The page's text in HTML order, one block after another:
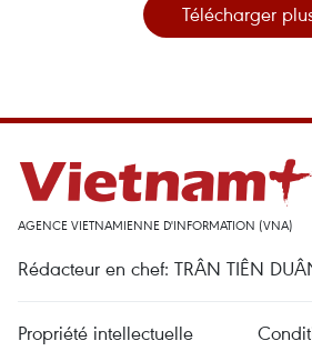
Télécharger
AGENCE VIETNAMIENNE D'INFORMATION (VNA)
Rédacteur en chef: TRÂN TIÊN
Propriété intellectuelle